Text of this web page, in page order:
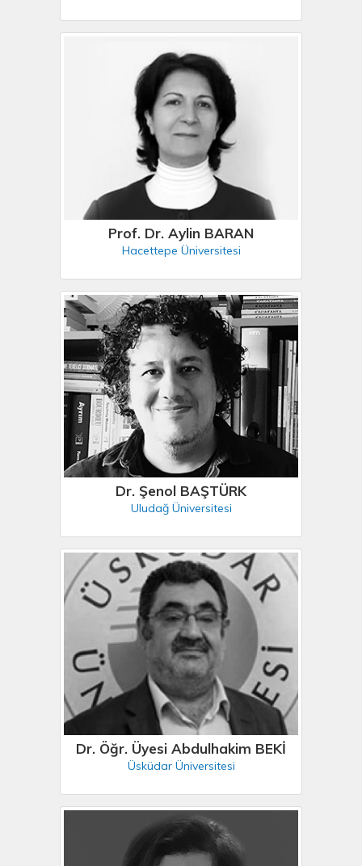
Prof. Dr. Aylin BARAN
Hacettepe Üniversitesi
Dr. Şenol BAŞTÜRK
Uludağ Üniversitesi
Dr. Öğr. Üyesi Abdulhakim BEKİ
Üsküdar Üniversitesi